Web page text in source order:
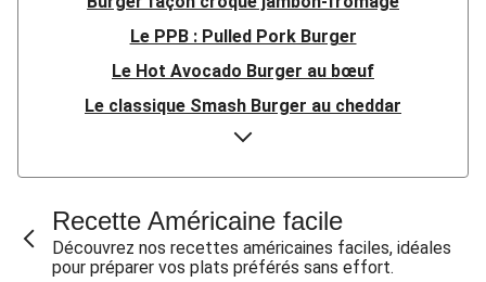
Le PPB : Pulled Pork Burger
Le Hot Avocado Burger au bœuf
Le classique Smash Burger au cheddar
Burger crousti-fondant au poulet & avocat
Burger de bœuf, emmental & oignons confits
Burger de bœuf, oignons confits, lard & comté
Burger de poulet pané & mayo aux herbes
Recette Américaine facile
Découvrez nos recettes américaines faciles, idéales
pour préparer vos plats préférés sans effort.